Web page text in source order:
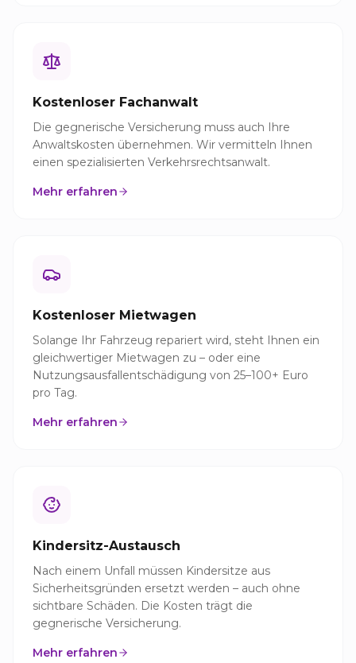
Kostenloser Fachanwalt
Die gegnerische Versicherung muss auch Ihre
Anwaltskosten übernehmen. Wir vermitteln Ihnen
einen spezialisierten Verkehrsrechtsanwalt.
Mehr erfahren
Kostenloser Mietwagen
Solange Ihr Fahrzeug repariert wird, steht Ihnen ein
gleichwertiger Mietwagen zu – oder eine
Nutzungsausfallentschädigung von 25–100+ Euro
pro Tag.
Mehr erfahren
Kindersitz-Austausch
Nach einem Unfall müssen Kindersitze aus
Sicherheitsgründen ersetzt werden – auch ohne
sichtbare Schäden. Die Kosten trägt die
gegnerische Versicherung.
Mehr erfahren